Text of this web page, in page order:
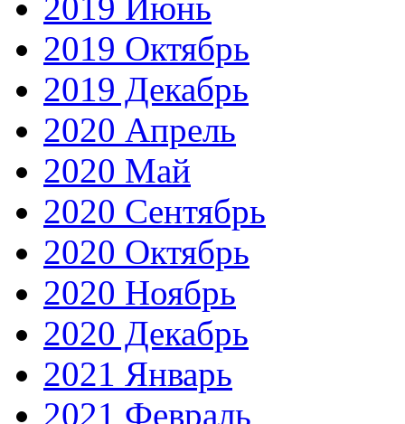
2019 Июнь
2019 Октябрь
2019 Декабрь
2020 Апрель
2020 Май
2020 Сентябрь
2020 Октябрь
2020 Ноябрь
2020 Декабрь
2021 Январь
2021 Февраль